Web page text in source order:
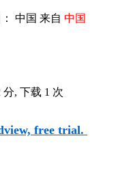
中国 来自 中国
, 下载 1 次
free trial.